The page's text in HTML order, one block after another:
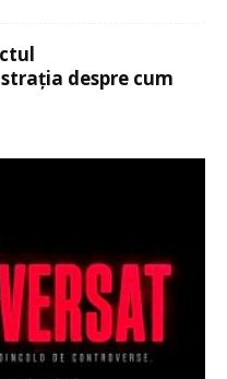
despre cum